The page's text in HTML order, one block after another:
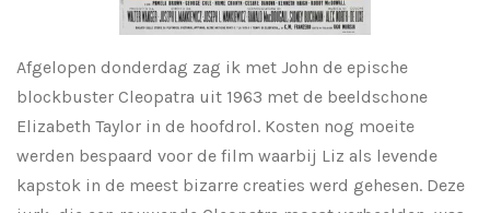
Afgelopen donderdag zag ik met John de epische
blockbuster Cleopatra uit 1963 met de beeldschone
Elizabeth Taylor in de hoofdrol. Kosten nog moeite
werden bespaard voor de film waarbij Liz als levende
kapstok in de meest bizarre creaties werd gehesen. Deze